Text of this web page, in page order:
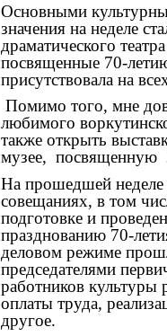
Основными
значения на неделе
драматического
посвященные 70-
присутствовала на
Помимо того, мне
любимого
также открыть
музее, посвященную
На прошедшей неделе
совещаниях, в том
подготовке и
празднованию 70-
деловом режиме
председателями
работников
оплаты труда,
другое.